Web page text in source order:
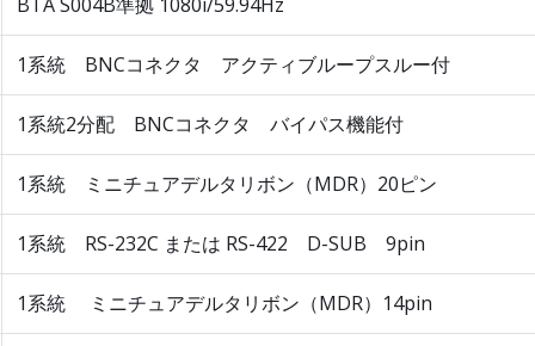
1系統 BNCコネクタ アクティブループスルー付
1系統2分配 BNCコネクタ バイパス機能付
1系統 ミニチュアデルタリボン（MDR）20ピン
1系統 RS-232C または RS-422 D-SUB 9pin
1系統 ミニチュアデルタリボン（MDR）14pin